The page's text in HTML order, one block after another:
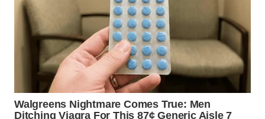
WN
BOGOR
DEPOK
WN
TAPANULI